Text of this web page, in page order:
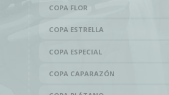
COPA FLOR
COPA ESTRELLA
COPA ESPECIAL
COPA CAPARAZÓN